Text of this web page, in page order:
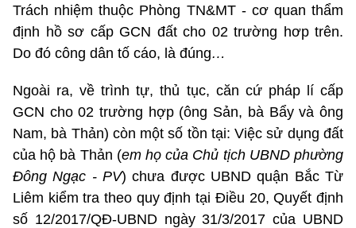
Trách nhiệm thuộc Phòng TN&MT - cơ quan thẩm
định hồ sơ cấp GCN đất cho 02 trường hơp trên.
Do đó công dân tố cáo, là đúng…
Ngoài ra, về trình tự, thủ tục, căn cứ pháp lí cấp
GCN cho 02 trường hợp (ông Sản, bà Bẩy và ông
Nam, bà Thản) còn một số tồn tại: Việc sử dụng đất
của hộ bà Thản (em họ của Chủ tịch UBND phường
Đông Ngạc - PV) chưa được UBND quận Bắc Từ
Liêm kiểm tra theo quy định tại Điều 20, Quyết định
số 12/2017/QĐ-UBND ngày 31/3/2017 của UBND